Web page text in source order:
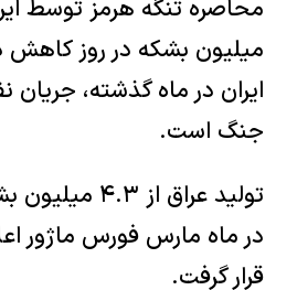
میلیون بشکه در روز
ایران در ماه گذشته،
جنگ است.
در ماه مارس فورس ماژور
قرار گرفت.